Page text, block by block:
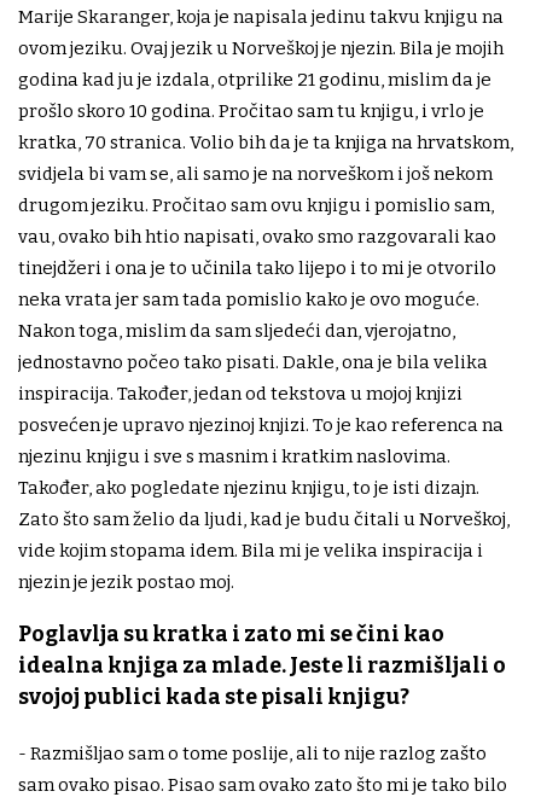
Marije Skaranger, koja je napisala jedinu takvu knjigu na
ovom jeziku. Ovaj jezik u Norveškoj je njezin. Bila je mojih
godina kad ju je izdala, otprilike 21 godinu, mislim da je
prošlo skoro 10 godina. Pročitao sam tu knjigu, i vrlo je
kratka, 70 stranica. Volio bih da je ta knjiga na hrvatskom,
svidjela bi vam se, ali samo je na norveškom i još nekom
drugom jeziku. Pročitao sam ovu knjigu i pomislio sam,
vau, ovako bih htio napisati, ovako smo razgovarali kao
tinejdžeri i ona je to učinila tako lijepo i to mi je otvorilo
neka vrata jer sam tada pomislio kako je ovo moguće.
Nakon toga, mislim da sam sljedeći dan, vjerojatno,
jednostavno počeo tako pisati. Dakle, ona je bila velika
inspiracija. Također, jedan od tekstova u mojoj knjizi
posvećen je upravo njezinoj knjizi. To je kao referenca na
njezinu knjigu i sve s masnim i kratkim naslovima.
Također, ako pogledate njezinu knjigu, to je isti dizajn.
Zato što sam želio da ljudi, kad je budu čitali u Norveškoj,
vide kojim stopama idem. Bila mi je velika inspiracija i
njezin je jezik postao moj.
Poglavlja su kratka i zato mi se čini kao
idealna knjiga za mlade. Jeste li razmišljali o
svojoj publici kada ste pisali knjigu?
- Razmišljao sam o tome poslije, ali to nije razlog zašto
sam ovako pisao. Pisao sam ovako zato što mi je tako bilo